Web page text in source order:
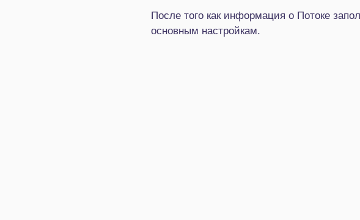
После того как информация о Потоке
основным настройкам.